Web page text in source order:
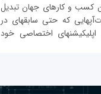
کسب و کارهای جهان تبدیل
شده است، به همین دلیل خیلی از استارت‌آپ‎هایی که حتی سابقه‎ای در
فناوری هم ندارند، در حال منتشر کردن اپلیکیشن‎های اختصاصی خود